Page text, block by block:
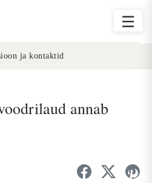
☰
ja kontaktid
annab